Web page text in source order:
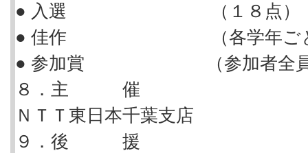
● 入選 （１８点）
● 佳作 （各学年ごとに
● 参加賞 （参加者全員
８．主 催
ＮＴＴ東日本千葉支店
９．後 援